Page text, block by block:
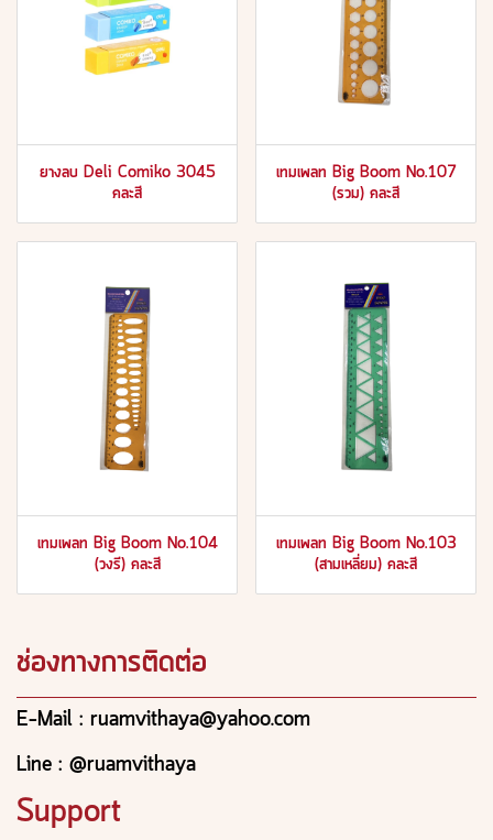
ยางลบ Deli Comiko 3045
คละสี
เทมเพลท Big Boom No.107
(รวม) คละสี
เทมเพลท Big Boom No.104
(วงรี) คละสี
เทมเพลท Big Boom No.103
(สามเหลี่ยม) คละสี
ช่องทางการติดต่อ
E-Mail : ruamvithaya@yahoo.com
Line : @ruamvithaya
Support